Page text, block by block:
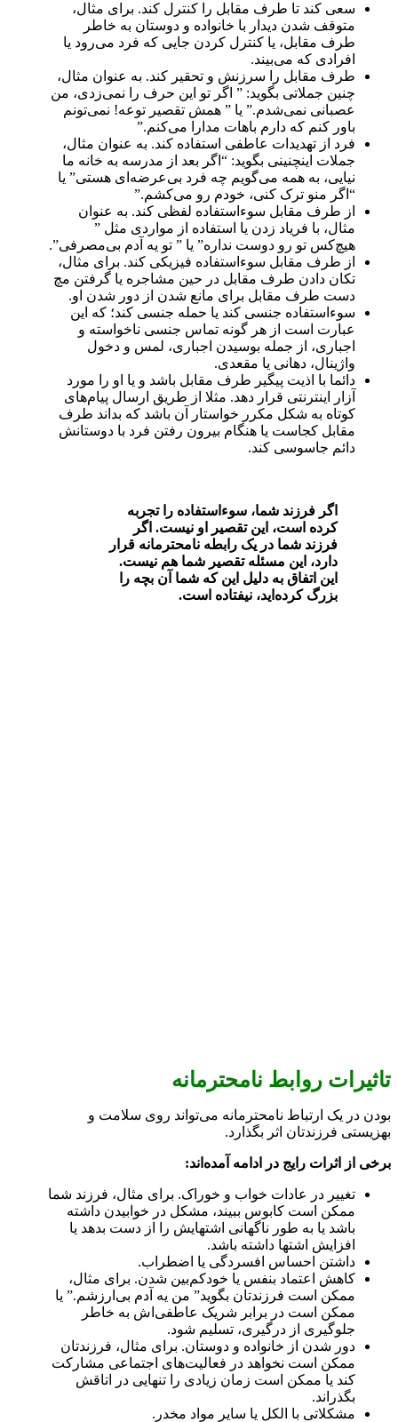
سعی کند تا طرف مقابل را کنترل کند. برای مثال،
متوقف شدن دیدار با خانواده و دوستان به خاطر
طرف مقابل، یا کنترل کردن جایی که فرد می‌رود یا
افرادی که می‌بیند.
طرف مقابل را سرزنش و تحقیر کند. به عنوان مثال،
چنین جملاتی بگوید: ” اگر تو این حرف را نمی‌زدی، من
عصبانی نمی‌شدم.” یا ” همش تقصیر توعه! نمی‌تونم
باور کنم که دارم باهات مدارا می‌کنم.”
فرد از تهدیدات عاطفی استفاده کند. به عنوان مثال،
جملات اینچنینی بگوید: “اگر بعد از مدرسه به خانه ما
نیایی، به همه می‌گویم چه فرد بی‌عرضه‌ای هستی” یا
“اگر منو ترک کنی، خودم رو می‌کشم.”
از طرف مقابل سوءاستفاده لفظی کند. به عنوان
مثال، با فریاد زدن یا استفاده از مواردی مثل ”
هیچ‌کس تو رو دوست نداره” یا ” تو یه آدم بی‌مصرفی”.
از طرف مقابل سوءاستفاده فیزیکی کند. برای مثال،
تکان دادن طرف مقابل در حین مشاجره یا گرفتن مچ
دست طرف مقابل برای مانع شدن از دور شدن او.
سوءاستفاده جنسی کند یا حمله جنسی کند؛ که این
عبارت است از هر گونه تماس جنسی نا‌خواسته و
اجباری، از جمله بوسیدن اجباری، لمس و دخول
واژینال، دهانی یا مقعدی.
دائما با اذیت پیگیر طرف مقابل باشد و یا او را مورد
آزار اینترنتی قرار دهد. مثلا از طریق ارسال پیام‌ها‌ی
کوتاه به شکل مکرر خواستار آن باشد که بداند طرف
مقابل کجاست یا هنگام بیرون رفتن فرد با دوستانش
دائم جاسوسی کند.
اگر فرزند شما، سوءاستفاده را تجربه
کرده است، این تقصیر او نیست. اگر
فرزند شما در یک رابطه نامحترمانه قرار
دارد، این مسئله تقصیر شما هم نیست.
این اتفاق به دلیل این که شما آن بچه را
بزرگ کرده‌اید، نیفتاده است.
تاثیرات روابط نامحترمانه
بودن در یک ارتباط نامحترمانه می‌تواند روی سلامت و
بهزیستی فرزند‌تان اثر بگذارد.
برخی از اثرات رایج در ادامه آمده‌اند:
تغییر در عادات خواب و خوراک. برای مثال، فرزند شما
ممکن است کابوس ببیند، مشکل در خوابیدن داشته
باشد یا به طور ناگهانی اشتهایش را از دست بدهد یا
افزایش اشتها داشته باشد.
داشتن احساس افسردگی یا اضطراب.
کاهش اعتماد بنفس یا خودکم‌بین شدن. برای مثال،
ممکن است فرزند‌تان بگوید” من یه آدم بی‌ارزشم.” یا
ممکن است در برابر شریک عاطفی‌اش به خاطر
جلوگیری از درگیری، تسلیم شود.
دور شدن از خانواده و دوستان. برای مثال، فرزند‌تان
ممکن است نخواهد در فعالیت‌ها‌ی اجتماعی مشارکت
کند یا ممکن است زمان زیادی را تنهایی در اتاقش
بگذراند.
مشکلاتی با الکل یا سایر مواد مخدر.